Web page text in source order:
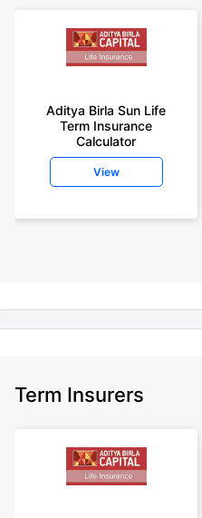
+On the basis of your profile
years of age, rounded off to nearest 10
+Rs. 410/month (Rs.14/day) is
insurance for an 18 year-old male,
diseases, cover upto 30 years of
old male, non-smoker, with no pre-
+Rs. 15/day is starting price for a 75
+Rs. 504/month is starting price for
+Rs. 494/month is starting price for
year-old male, non-smoker, with no
Aditya Birla Sun Life
Term Insurance
Calculator
View
Term Insurers